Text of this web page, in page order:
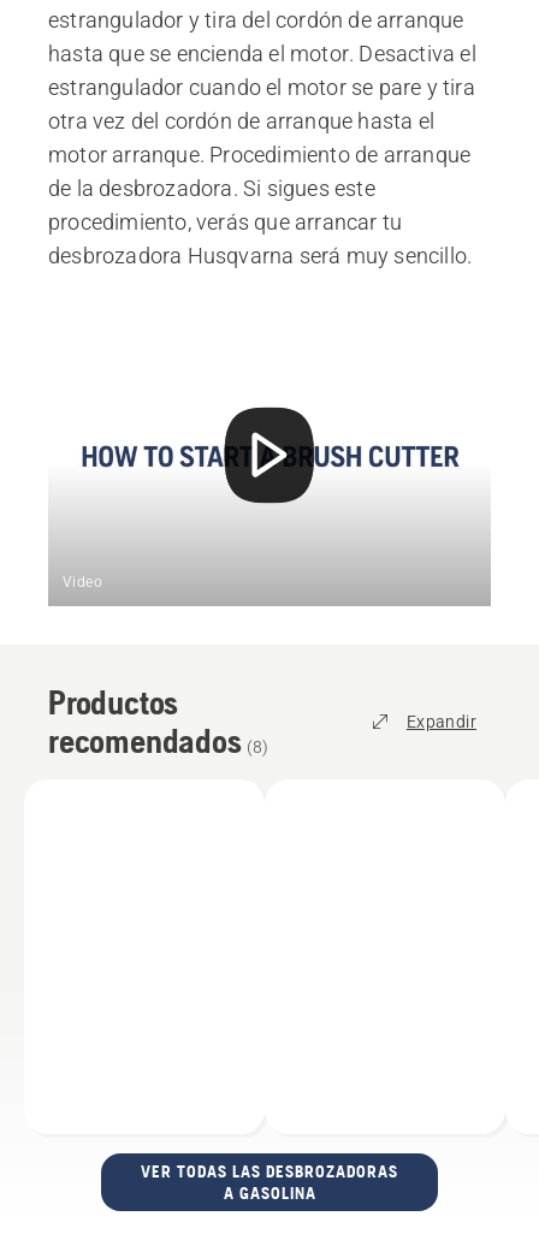
estrangulador y tira del cordón de arranque
hasta que se encienda el motor. Desactiva el
estrangulador cuando el motor se pare y tira
otra vez del cordón de arranque hasta el
motor arranque. Procedimiento de arranque
de la desbrozadora. Si sigues este
procedimiento, verás que arrancar tu
desbrozadora Husqvarna será muy sencillo.
Video
Productos
recomendados (8)
Expandir
VER TODAS LAS DESBROZADORAS
A GASOLINA